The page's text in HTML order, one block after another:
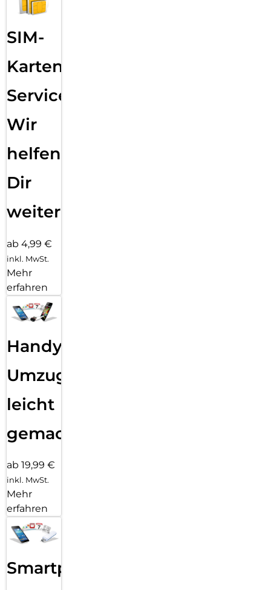
SIM-
Karten
Service:
Wir
helfen
Dir
weiter
ab 4,99 €
inkl. MwSt.
Mehr
erfahren
Handy
Umzug
leicht
gemacht!
ab 19,99 €
inkl. MwSt.
Mehr
erfahren
Smartphone